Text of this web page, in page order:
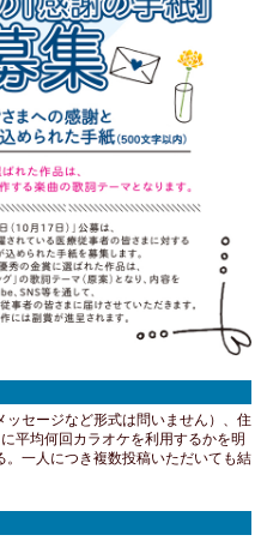
ッセージなど形式は問いません）、住
平均何回カラオケを利用するかを明
一人につき複数投稿いただいても結